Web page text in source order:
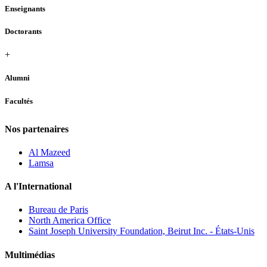
Enseignants
Doctorants
+
Alumni
Facultés
Nos partenaires
Al Mazeed
Lamsa
A l'International
Bureau de Paris
North America Office
Saint Joseph University Foundation, Beirut Inc. - États-Unis
Multimédias